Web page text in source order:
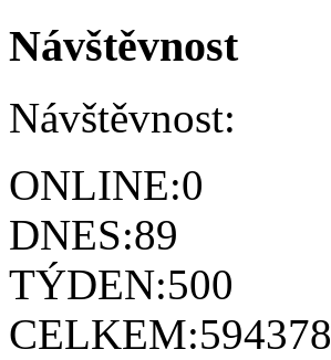
Návštěvnost
Návštěvnost:
ONLINE:0
DNES:89
TÝDEN:500
CELKEM:594378